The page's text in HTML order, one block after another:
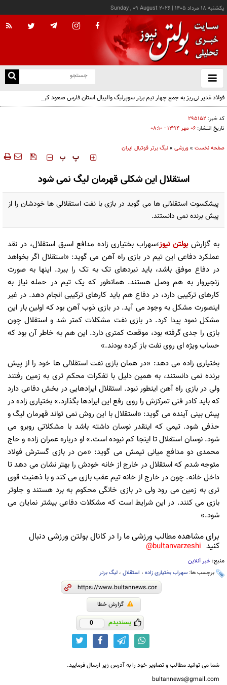
يکشنبه ۱۸ مرداد ۱۴۰۵ |
Sunday , 09 August 2026
باز
و
فولاد غدیر نی‌ریز به جمع چهار تیم برتر سوپرلیگ والیبال استان فارس صعود کرد
کد خبر: ۲۹۵۱۵۲
تاریخ انتشار: ۰۶ مهر ۱۳۹۴ - ۰۸:۱۰
صفحه نخست »ورزشی »لیگ برتر فوتبال ایران
‍‍‍ پ پ
استقلال این شکلی قهرمان لیگ نمی شود
پیشکسوت استقلالی ها می گوید در بازی با نفت استقلالی ها خودشان را از
پیش برنده نمی دانستند.
به گزارشبولتن نیوز؛سهراب بختیاری زاده مدافع اسبق استقلال، در نقد
عملکرد دفاعی این تیم در بازی راه آهن می گوید: «استقلال اگر بخواهد
در دفاع موفق باشد، باید نبردهای تک به تک را ببرد. اینها به صورت
زنجیروار به هم وصل هستند. همانطور که یک تیم در حمله نیاز به
کارهای ترکیبی دارد، در دفاع هم باید کارهای ترکیبی انجام دهد. در غیر
اینصورت مشکل به وجود می آید. در بازی ذوب آهن بود که اولین بار این
مشکل نمود پیدا کرد. در بازی نفت مشکلات کمتر شد و استقلال چون
بازی را جدی گرفته بود، موقعت کمتری دارد. این هم به خاطر آن بود که
حساب ویژه ای روی نفت باز کرده بودند.»
بختیاری زاده می دهد: «در همان بازی نفت استقلالی ها خود را از پیش
برنده نمی دانستند، به همین دلیل با تفکرات محکم تری به زمین رفتند
ولی در بازی راه آهن اینطور نبود. استقلال ایرادهایی در بخش دفاعی دارد
که باید کادر فنی تمرکزش را روی رفع این ایرادها بگذارد.» بختیاری زاده در
پیش بینی آینده می گوید: «استقلال با این روش نمی تواند قهرمان لیگ و
حذفی شود. تیمی که اینقدر نوسان داشته باشد با مشکلاتی روبرو می
شود. نوسان استقلال تا اینجا کم نبوده است.» او درباره عمران زاده و حاج
محمدی دو مدافع میانی تیمش می گوید: «من در بازی گسترش فولاد
متوجه شدم که استقلال در خارج از خانه خودش را بهتر نشان می دهد تا
داخل خانه. چون در خارج از خانه تیم عقب بازی می کند و با ذهنیت قوی
تری به زمین می رود ولی در بازی خانگی محکوم به برد هستند و جلوتر
بازی می کنند. در این شرایط است که مشکلات دفاعی بیشتر نمایان می
شود.»
برای مشاهده مطالب ورزشی ما را در کانال بولتن ورزشی دنبال
کنید bultanvarzeshi@
منبع: خبر آنلاین
برچسب ها: سهراب بختیاری زاده ، استقلال ، لیگ برتر
گزارش خطا
پسندیدم 0
شما می توانید مطالب و تصاویر خود را به آدرس زیر ارسال فرمایید.
bultannews@gmail.com